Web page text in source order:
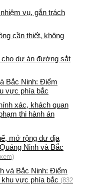
vụ, gắn trách
cần thiết, không
dự án đường sắt
Bắc Ninh: Điểm
vực phía bắc
xác, khách quan
thi hành án
mở rộng dư địa
Ninh và Bắc
và Bắc Ninh: Điểm
vực phía bắc (832